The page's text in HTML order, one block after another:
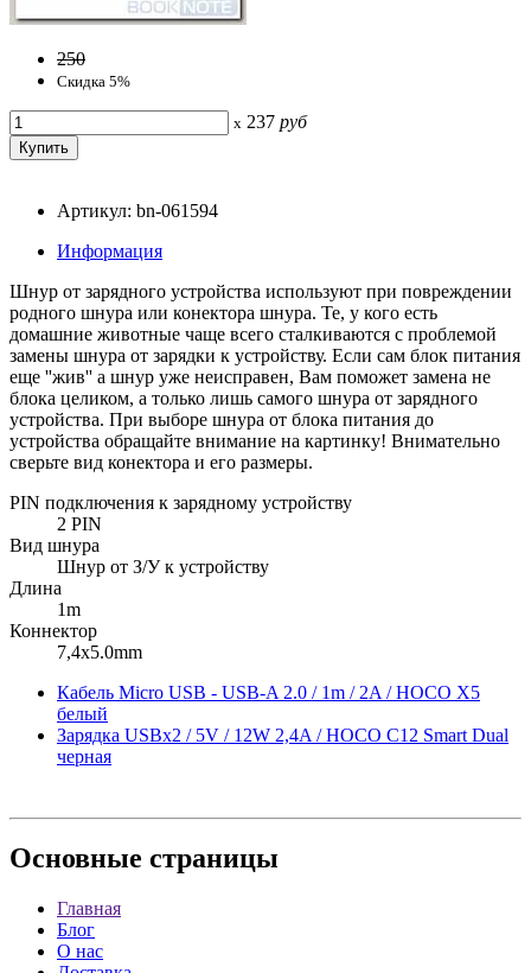
250
Скидка 5%
x 237 руб
Артикул: bn-061594
Информация
Шнур от зарядного устройства используют при повреждении
родного шнура или конектора шнура. Те, у кого есть
домашние животные чаще всего сталкиваются с проблемой
замены шнура от зарядки к устройству. Если сам блок питания
еще ''жив'' а шнур уже неисправен, Вам поможет замена не
блока целиком, а только лишь самого шнура от зарядного
устройства. При выборе шнура от блока питания до
устройства обращайте внимание на картинку! Внимательно
сверьте вид конектора и его размеры.
PIN подключения к зарядному устройству
2 PIN
Вид шнура
Шнур от З/У к устройству
Длина
1m
Коннектор
7,4x5.0mm
Кабель Micro USB - USB-A 2.0 / 1m / 2A / HOCO X5
белый
Зарядка USBх2 / 5V / 12W 2,4A / HOCO C12 Smart Dual
черная
Основные страницы
Главная
Блог
О нас